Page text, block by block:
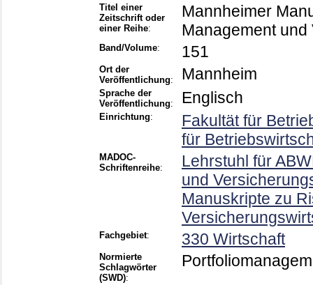
Titel einer
Zeitschrift oder
einer Reihe:
Mannheimer
Management
Band/Volume: 151
Ort der
Veröffentlichung: Mannheim
Sprache der
Veröffentlichung: Englisch
Einrichtung:
Fakultät für
für
MADOC-
Schriftenreihe:
Lehrstuhl für
und
Manuskripte zu
Fachgebiet: 330 Wirtschaft
Normierte
Schlagwörter
(SWD):